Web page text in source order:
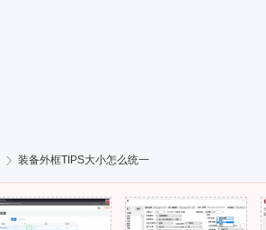
装备外框TIPS大小怎么统一